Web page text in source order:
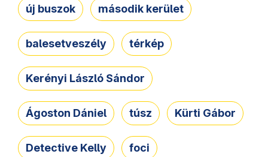
új buszok második kerület
balesetveszély térkép
Kerényi László Sándor
Ágoston Dániel túsz Kürti Gábor
Detective Kelly foci